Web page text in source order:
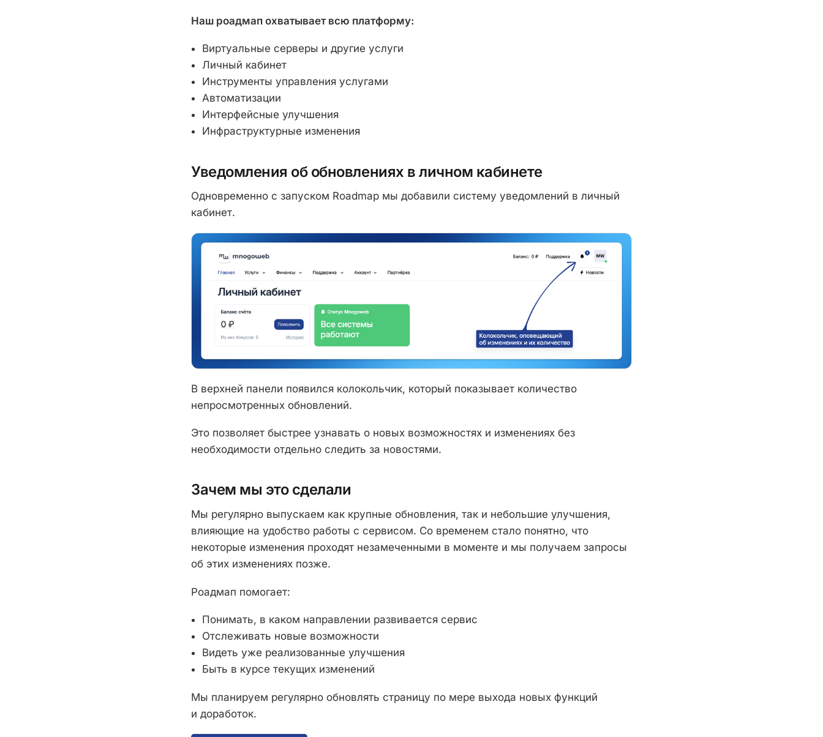
Наш роадмап охватывает всю платформу:
Виртуальные серверы и другие услуги
Личный кабинет
Инструменты управления услугами
Автоматизации
Интерфейсные улучшения
Инфраструктурные изменения
Уведомления об обновлениях в личном кабинете
Одновременно с запуском Roadmap мы добавили систему уведомлений в личный
кабинет.
В верхней панели появился колокольчик, который показывает количество
непросмотренных обновлений.
Это позволяет быстрее узнавать о новых возможностях и изменениях без
необходимости отдельно следить за новостями.
Зачем мы это сделали
Мы регулярно выпускаем как крупные обновления, так и небольшие улучшения,
влияющие на удобство работы с сервисом. Со временем стало понятно, что
некоторые изменения проходят незамеченными в моменте и мы получаем запросы
об этих изменениях позже.
Роадмап помогает:
Понимать, в каком направлении развивается сервис
Отслеживать новые возможности
Видеть уже реализованные улучшения
Быть в курсе текущих изменений
Мы планируем регулярно обновлять страницу по мере выхода новых функций
и доработок.